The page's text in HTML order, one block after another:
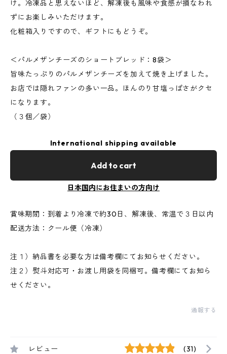
け。冷凍品と思えないほど、解凍後も風味や食感が損なわれ
ずにお楽しみいただけます。
化粧箱入りですので、ギフトにもどうぞ。
＜パルメザンチーズのショートブレッド：8袋＞
旨味たっぷりのパルメザンチーズを加えて焼き上げました。
お店では隠れファンの多い一品。ほんのり甘塩っぱさがクセ
になります。
（３個／袋）
International shipping available
Add to cart
日本国内にお住まいの方向け
賞味期間：到着より冷凍で約30日、解凍後、常温で３日以内
配送方法：クール便（冷凍）
注１）納品書を必要な方は備考欄にてお知らせください。
注２）熨斗対応可・お渡し用袋を同梱可。備考欄にてお知ら
せください。
通報する
レビュー (31)